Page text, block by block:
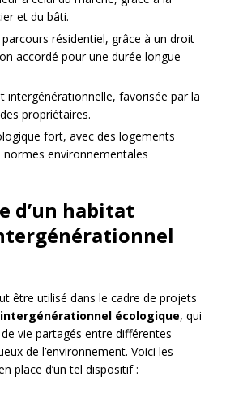
et du bâti.
résidentiel, grâce à un droit
accordé pour une durée longue
intergénérationnelle, favorisée par la
propriétaires.
fort, avec des logements
environnementales
d’un habitat
être utilisé dans le cadre de projets
écologique, qui
vie partagés entre différentes
de l’environnement. Voici les
place d’un tel dispositif :